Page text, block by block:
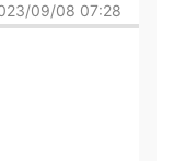
09/08 07:28